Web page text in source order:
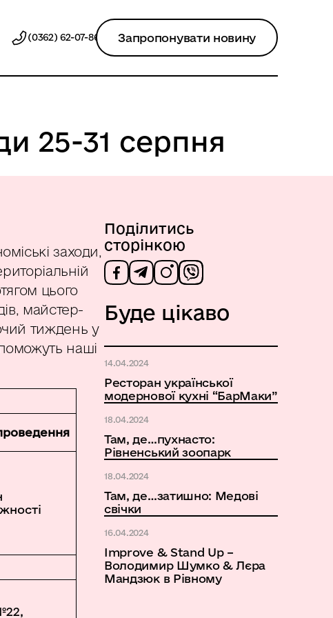
(0362) 62-07-86 Запропонувати новину
25-31 серпня
заходи,
цього
майстер-
тиждень у
наші
Поділитись
сторінкою
Буде цікаво
14.04.2024
Ресторан української
модернової кухні “БарМаки”
18.04.2024
Там, де…пухнасто:
Рівненський зоопарк
18.04.2024
Там, де…затишно: Медові
свічки
16.04.2024
Improve & Stand Up –
Володимир Шумко & Лєра
Мандзюк в Рівному